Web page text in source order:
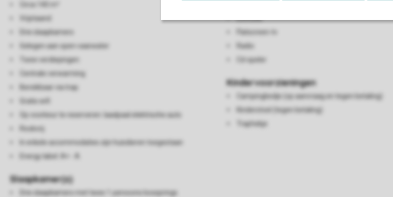
Circa 140 m²
Vrijstaand
Drie slaapkamers
Gelegen aan open vaarwater
Twee verdiepingen
Centrale verwarming
Bereikbaar via trap
Gratis wifi
Op voorkeur te reserveren: laadpaal elektrische auto
Rookvrij
In enkele accommodaties zijn huisdieren toegestaan
Energy label: A+ - A
Slaapkamer(s)
Drie slaapkamers met twee 1-persoons boxsprings
Eethoek
Flatscreen-tv
Radio
Cd-speler
Kindervoorzieningen
Campingbedje (op aanvraag en tegen betaling)
Kinderstoel (tegen betaling)
Traphekje